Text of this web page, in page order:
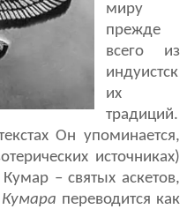
миру
прежде
всего из
индуистск
их
традиций.
Он упоминается,
источниках)
– святых аскетов,
переводится как